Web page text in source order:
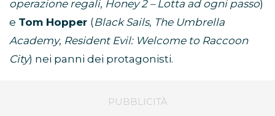
operazione regali, Honey 2 – Lotta ad ogni passo)
e Tom Hopper (Black Sails, The Umbrella
Academy, Resident Evil: Welcome to Raccoon
City) nei panni dei protagonisti.